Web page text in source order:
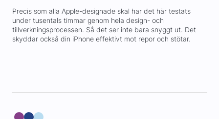
Precis som alla Apple-designade skal har det här testats
under tusentals timmar genom hela design- och
tillverkningsprocessen. Så det ser inte bara snyggt ut. Det
skyddar också din iPhone effektivt mot repor och stötar.